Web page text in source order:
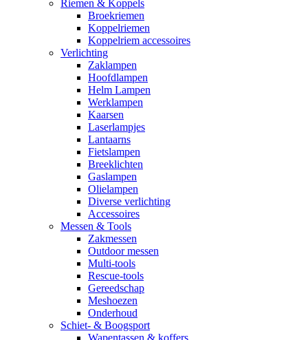
Riemen & Koppels
Broekriemen
Koppelriemen
Koppelriem accessoires
Verlichting
Zaklampen
Hoofdlampen
Helm Lampen
Werklampen
Kaarsen
Laserlampjes
Lantaarns
Fietslampen
Breeklichten
Gaslampen
Olielampen
Diverse verlichting
Accessoires
Messen & Tools
Zakmessen
Outdoor messen
Multi-tools
Rescue-tools
Gereedschap
Meshoezen
Onderhoud
Schiet- & Boogsport
Wapentassen & koffers